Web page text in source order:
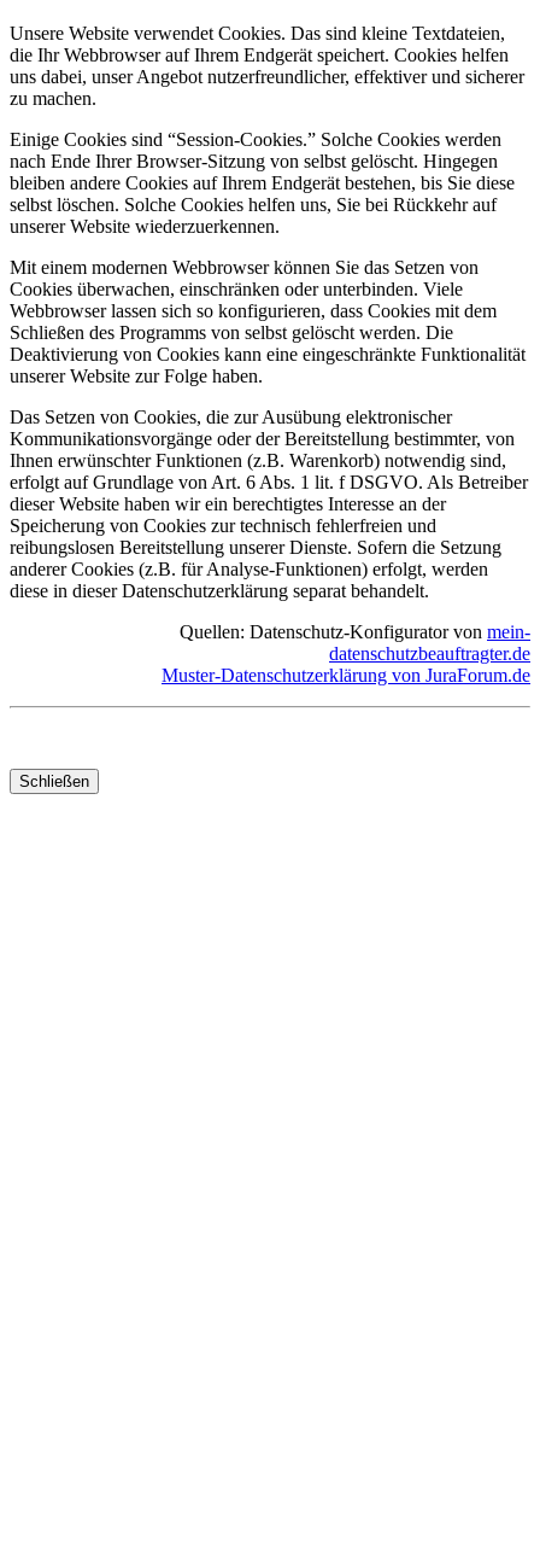
Unsere Website verwendet Cookies. Das sind kleine Textdateien,
die Ihr Webbrowser auf Ihrem Endgerät speichert. Cookies helfen
uns dabei, unser Angebot nutzerfreundlicher, effektiver und sicherer
zu machen.
Einige Cookies sind “Session-Cookies.” Solche Cookies werden
nach Ende Ihrer Browser-Sitzung von selbst gelöscht. Hingegen
bleiben andere Cookies auf Ihrem Endgerät bestehen, bis Sie diese
selbst löschen. Solche Cookies helfen uns, Sie bei Rückkehr auf
unserer Website wiederzuerkennen.
Mit einem modernen Webbrowser können Sie das Setzen von
Cookies überwachen, einschränken oder unterbinden. Viele
Webbrowser lassen sich so konfigurieren, dass Cookies mit dem
Schließen des Programms von selbst gelöscht werden. Die
Deaktivierung von Cookies kann eine eingeschränkte Funktionalität
unserer Website zur Folge haben.
Das Setzen von Cookies, die zur Ausübung elektronischer
Kommunikationsvorgänge oder der Bereitstellung bestimmter, von
Ihnen erwünschter Funktionen (z.B. Warenkorb) notwendig sind,
erfolgt auf Grundlage von Art. 6 Abs. 1 lit. f DSGVO. Als Betreiber
dieser Website haben wir ein berechtigtes Interesse an der
Speicherung von Cookies zur technisch fehlerfreien und
reibungslosen Bereitstellung unserer Dienste. Sofern die Setzung
anderer Cookies (z.B. für Analyse-Funktionen) erfolgt, werden
diese in dieser Datenschutzerklärung separat behandelt.
Quellen: Datenschutz-Konfigurator von mein-
datenschutzbeauftragter.de
Muster-Datenschutzerklärung von JuraForum.de
Schließen